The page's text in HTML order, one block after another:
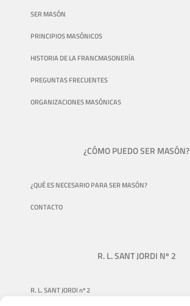
SER MASÓN
PRINCIPIOS MASÓNICOS
HISTORIA DE LA FRANCMASONERÍA
PREGUNTAS FRECUENTES
ORGANIZACIONES MASÓNICAS
¿CÓMO PUEDO SER MASÓN?
¿QUÉ ES NECESARIO PARA SER MASÓN?
CONTACTO
R. L. SANT JORDI Nº 2
R. L. SANT JORDI nº 2